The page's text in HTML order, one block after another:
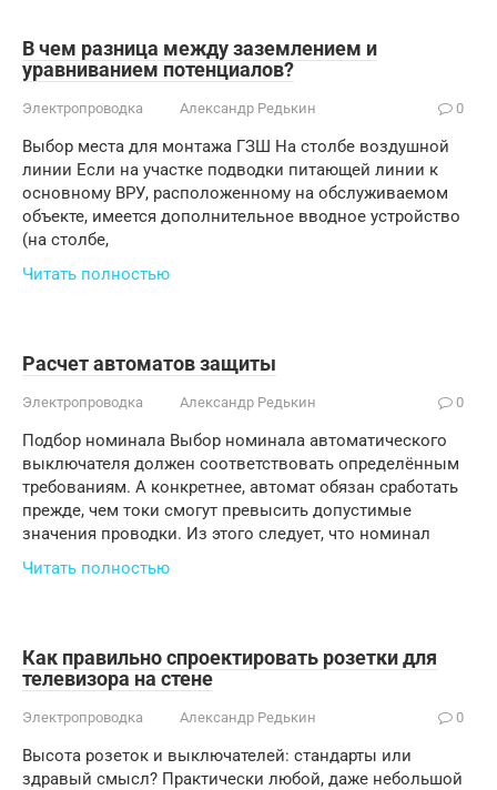
В чем разница между заземлением и
уравниванием потенциалов?
Электропроводка Александр Редькин 0
Выбор места для монтажа ГЗШ На столбе воздушной
линии Если на участке подводки питающей линии к
основному ВРУ, расположенному на обслуживаемом
объекте, имеется дополнительное вводное устройство
(на столбе,
Читать полностью
Расчет автоматов защиты
Электропроводка Александр Редькин 0
Подбор номинала Выбор номинала автоматического
выключателя должен соответствовать определённым
требованиям. А конкретнее, автомат обязан сработать
прежде, чем токи смогут превысить допустимые
значения проводки. Из этого следует, что номинал
Читать полностью
Как правильно спроектировать розетки для
телевизора на стене
Электропроводка Александр Редькин 0
Высота розеток и выключателей: стандарты или
здравый смысл? Практически любой, даже небольшой